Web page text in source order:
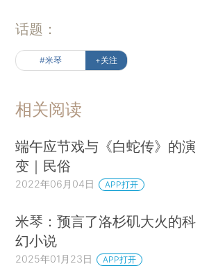
话题：
#米琴 +关注
相关阅读
端午应节戏与《白蛇传》的演
变｜民俗
2022年06月04日 APP打开
米琴：预言了洛杉矶大火的科
幻小说
2025年01月23日 APP打开